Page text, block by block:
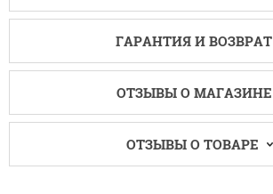
ГАРАНТИЯ И ВОЗВРАТ
ОТЗЫВЫ О МАГАЗИНЕ
ОТЗЫВЫ О ТОВАРЕ